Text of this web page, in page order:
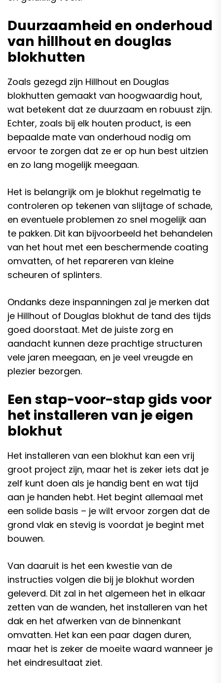
Duurzaamheid en onderhoud
van hillhout en douglas
blokhutten
Zoals gezegd zijn Hillhout en Douglas
blokhutten gemaakt van hoogwaardig hout,
wat betekent dat ze duurzaam en robuust zijn.
Echter, zoals bij elk houten product, is een
bepaalde mate van onderhoud nodig om
ervoor te zorgen dat ze er op hun best uitzien
en zo lang mogelijk meegaan.
Het is belangrijk om je blokhut regelmatig te
controleren op tekenen van slijtage of schade,
en eventuele problemen zo snel mogelijk aan
te pakken. Dit kan bijvoorbeeld het behandelen
van het hout met een beschermende coating
omvatten, of het repareren van kleine
scheuren of splinters.
Ondanks deze inspanningen zal je merken dat
je Hillhout of Douglas blokhut de tand des tijds
goed doorstaat. Met de juiste zorg en
aandacht kunnen deze prachtige structuren
vele jaren meegaan, en je veel vreugde en
plezier bezorgen.
Een stap-voor-stap gids voor
het installeren van je eigen
blokhut
Het installeren van een blokhut kan een vrij
groot project zijn, maar het is zeker iets dat je
zelf kunt doen als je handig bent en wat tijd
aan je handen hebt. Het begint allemaal met
een solide basis – je wilt ervoor zorgen dat de
grond vlak en stevig is voordat je begint met
bouwen.
Van daaruit is het een kwestie van de
instructies volgen die bij je blokhut worden
geleverd. Dit zal in het algemeen het in elkaar
zetten van de wanden, het installeren van het
dak en het afwerken van de binnenkant
omvatten. Het kan een paar dagen duren,
maar het is zeker de moeite waard wanneer je
het eindresultaat ziet.